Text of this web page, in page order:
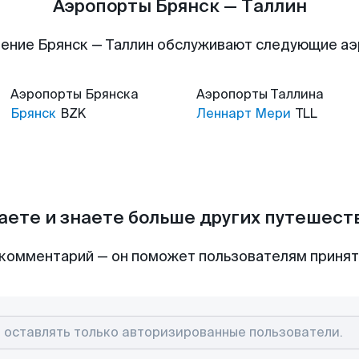
Аэропорты Брянск — Таллин
Брянск — Таллин обслуживают следующие
Аэропорты Брянска
Брянск BZK
Аэропорты Таллина
Леннарт Мери TLL
и знаете больше других
— он поможет пользователям